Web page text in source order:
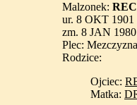
Malzonek:
ur. 8 OKT
zm. 8 JAN
Plec: Mezczyzna
Rodzice:
Ojciec:
Matka: